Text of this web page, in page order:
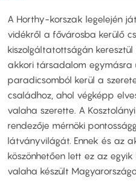
A Horthy-korszak legelején
vidékről a fővárosba kerülő
kiszolgáltatottságán
akkori társadalom egymásra
paradicsomból kerül a
családhoz, ahol végképp
valaha szerette. A
rendezője mérnöki
látványvilágát. Ennek és az
köszönhetően lett ez az
valaha készült